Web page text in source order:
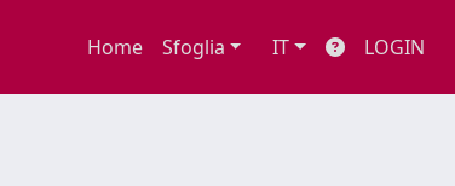
Home Sfoglia IT LOGIN